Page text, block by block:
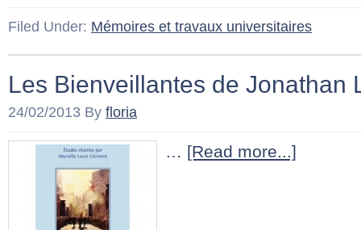
Filed Under: Mémoires et travaux universitaires
Les Bienveillantes de Jonathan
24/02/2013 By floria
… [Read more...]